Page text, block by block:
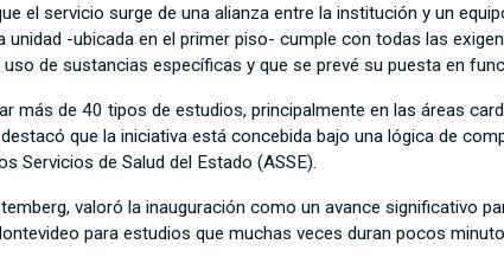
el servicio surge de una alianza entre la institución y un
-ubicada en el primer piso- cumple con todas las
de sustancias específicas y que se prevé su puesta en
más de 40 tipos de estudios, principalmente en las áreas
que la iniciativa está concebida bajo una lógica de
Servicios de Salud del Estado (ASSE).
valoró la inauguración como un avance significativo
para estudios que muchas veces duran pocos